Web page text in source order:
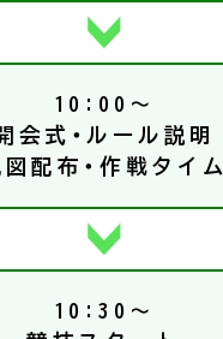
10:00～
会式・ルール説明
図配布・作戦タイム
10:30～